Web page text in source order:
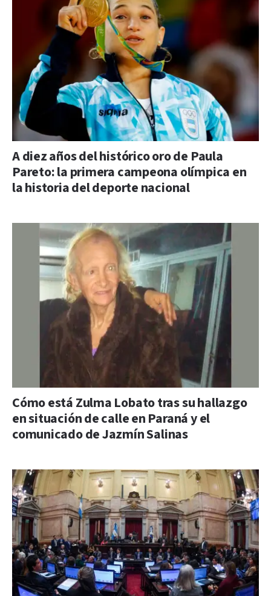
A diez años del histórico oro de Paula
Pareto: la primera campeona olímpica en
la historia del deporte nacional
Cómo está Zulma Lobato tras su hallazgo
en situación de calle en Paraná y el
comunicado de Jazmín Salinas